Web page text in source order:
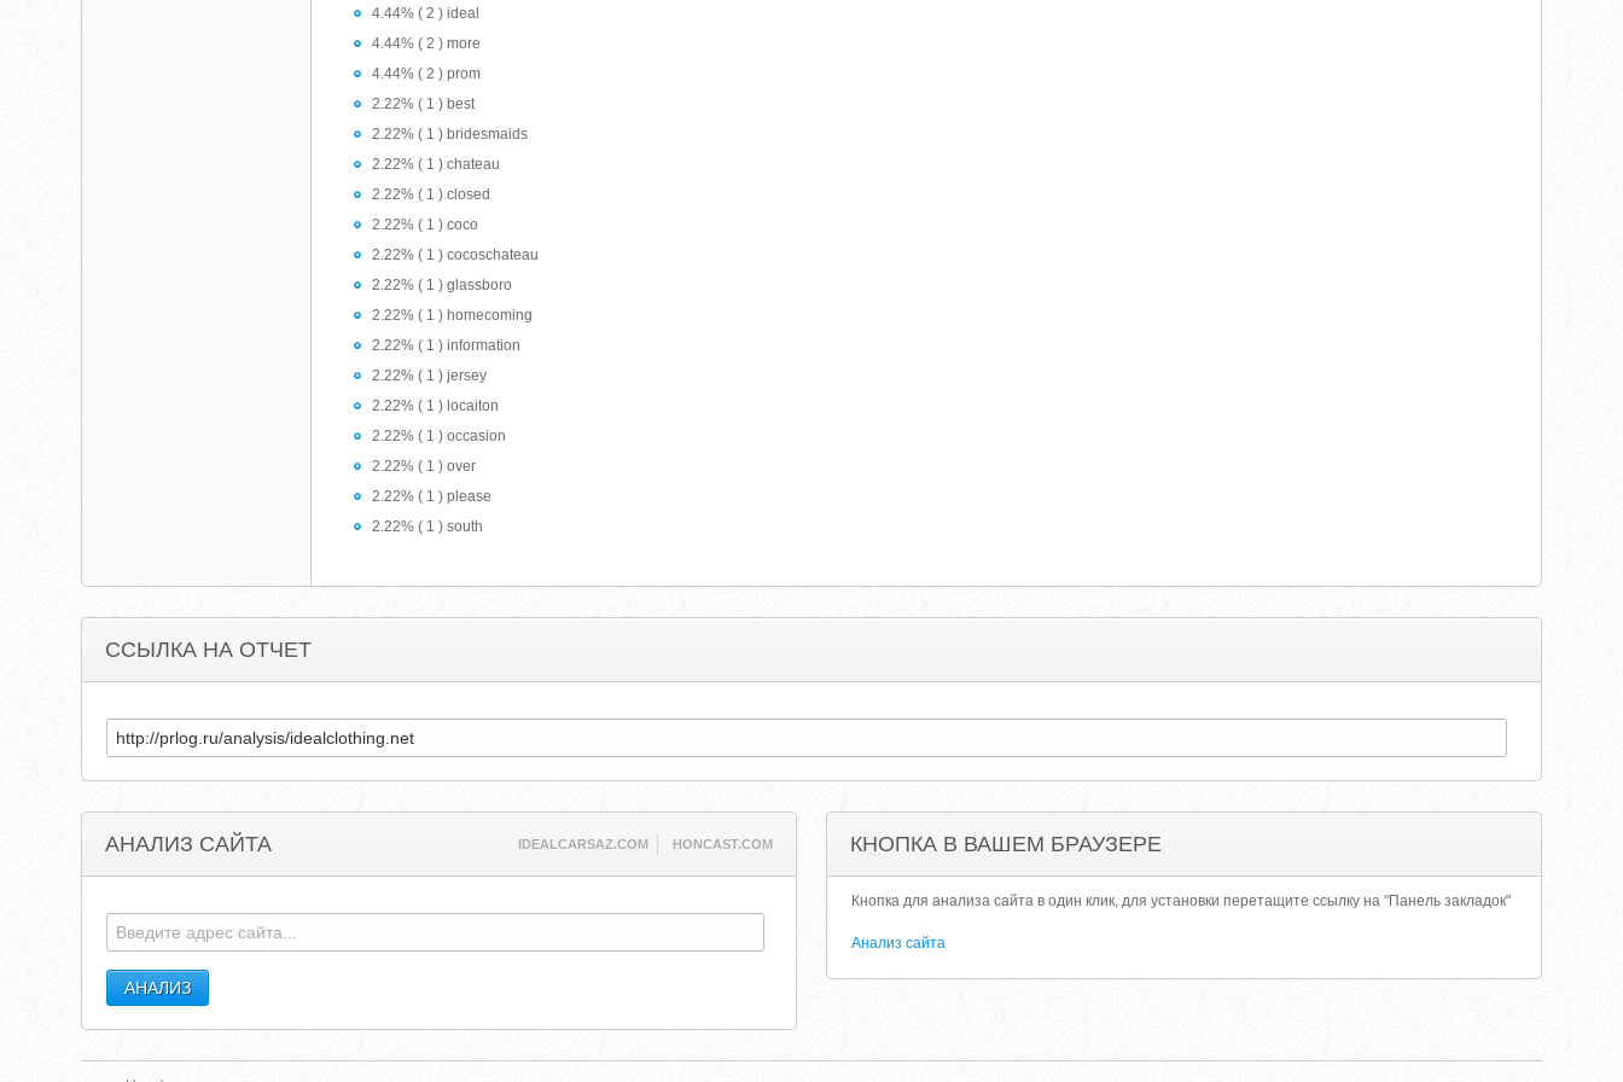
4.44% ( 2 ) ideal
4.44% ( 2 ) more
4.44% ( 2 ) prom
2.22% ( 1 ) best
2.22% ( 1 ) bridesmaids
2.22% ( 1 ) chateau
2.22% ( 1 ) closed
2.22% ( 1 ) coco
2.22% ( 1 ) cocoschateau
2.22% ( 1 ) glassboro
2.22% ( 1 ) homecoming
2.22% ( 1 ) information
2.22% ( 1 ) jersey
2.22% ( 1 ) locaiton
2.22% ( 1 ) occasion
2.22% ( 1 ) over
2.22% ( 1 ) please
2.22% ( 1 ) south
ССЫЛКА НА ОТЧЕТ
АНАЛИЗ САЙТА IDEALCARSAZ.COM HONCAST.COM КНОПКА В ВАШЕМ БРАУЗЕРЕ
Кнопка для анализа сайта в один клик, для установки перетащите ссылку на "Панель закладок"
Анализ сайта